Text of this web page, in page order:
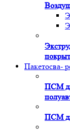
Пакетосва-
ПСМ
ПСМ